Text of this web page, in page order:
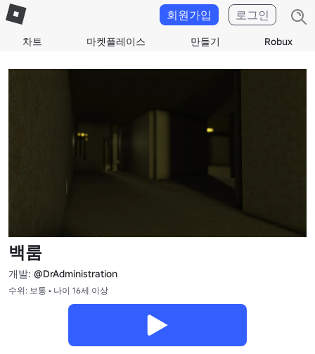
차트 마켓플레이스 만들기 Robux
회원가입 로그인
백룸
개발: @DrAdministration
수위: 보통 • 나이 16세 이상